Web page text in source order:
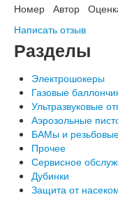
Номер Автор
Написать отзыв
Разделы
Электрошокеры
Газовые
Ультразвуковые
Аэрозольные
БАМы и
Прочее
Сервисное
Дубинки
Защита от